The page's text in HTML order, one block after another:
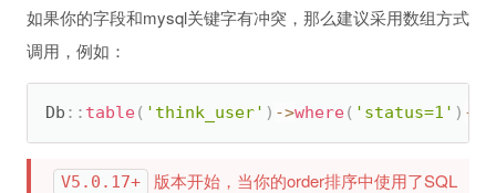
如果你的字段和mysql关键字有冲突，那么建议采用数组方式
调用，例如：
Db : : table( 'think_user' ) ->where( 'status=1' ) -
V5.0.17+
版本开始，当你的order排序中使用了SQL